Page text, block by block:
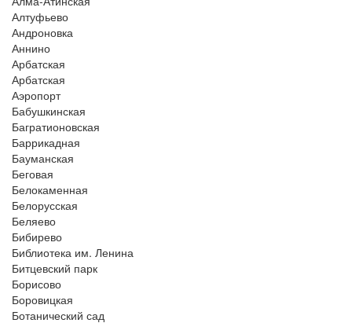
Алтуфьево
Андроновка
Аннино
Арбатская
Арбатская
Аэропорт
Бабушкинская
Багратионовская
Баррикадная
Бауманская
Беговая
Белокаменная
Белорусская
Беляево
Бибирево
Библиотека им. Ленина
Битцевский парк
Борисово
Боровицкая
Ботанический сад